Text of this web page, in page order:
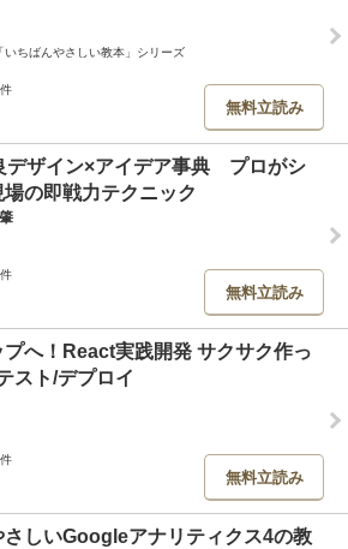
いちばんやさしい教本」シリーズ
無料立読み
ザイン×アイデア事典 プロがシ
場の即戦力テクニック
無料立読み
プへ！React実践開発 サクサク作っ
スト/デプロイ
無料立読み
さしいGoogleアナリティクス4の教